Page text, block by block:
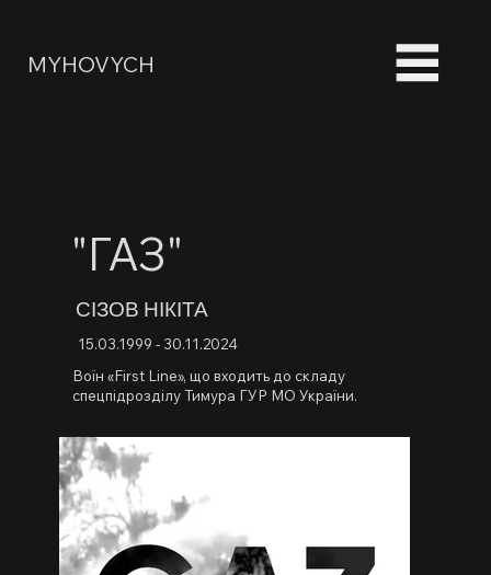
MYHOVYCH
"ГАЗ"
СІЗОВ НІКІТА
15.03.1999 - 30.11.2024
Воїн «First Line», що входить до складу
спецпідрозділу Тимура ГУР МО України.